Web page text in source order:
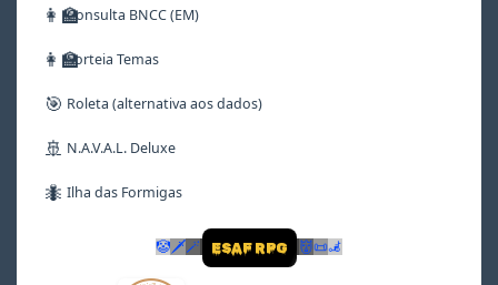
👩‍🏫Consulta BNCC (EM)
👩‍🏫Sorteia Temas
🎯 Roleta (alternativa aos dados)
🚢 N.A.V.A.L. Deluxe
🐜 Ilha das Formigas
🤡 🗡🪄 ESAF RPG 👹📜🦼